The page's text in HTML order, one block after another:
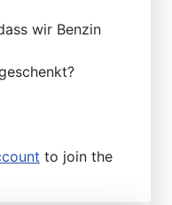
wir Benzin
to join the